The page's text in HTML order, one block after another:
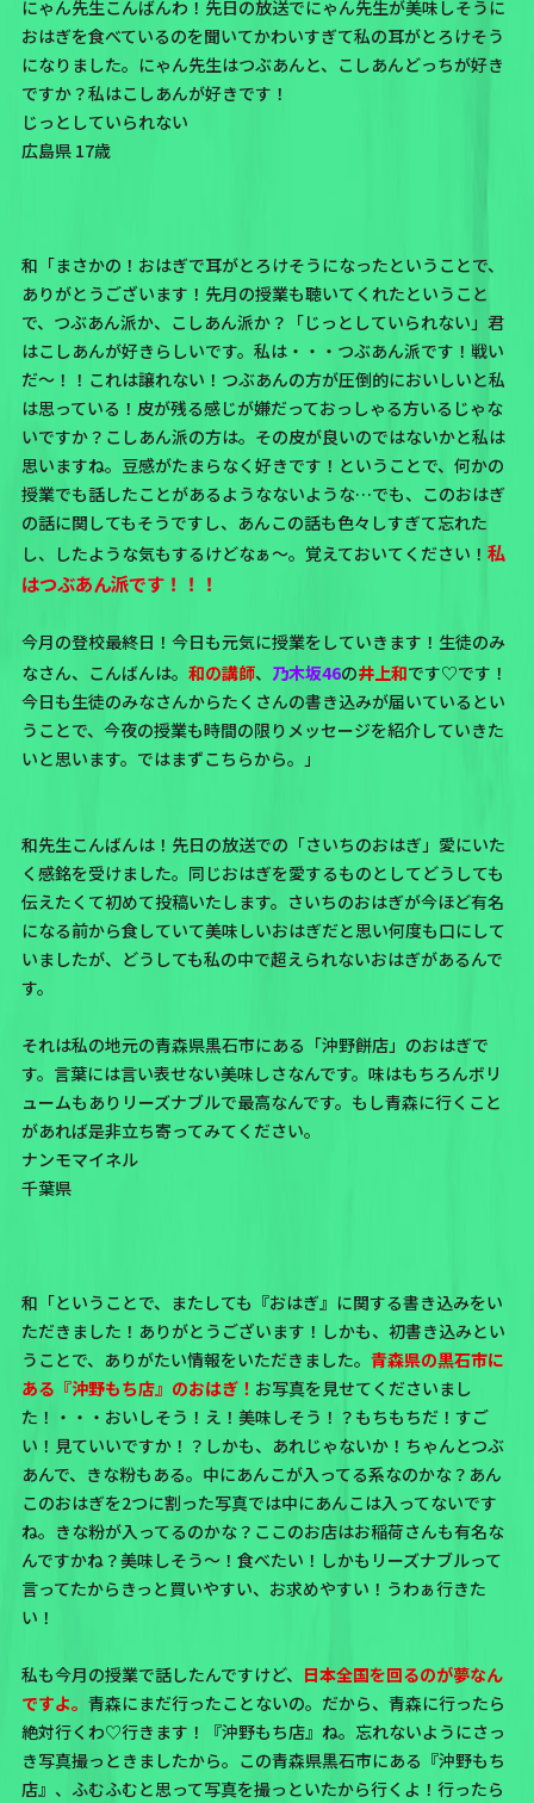
にゃん先生こんばんわ！先日の放送でにゃん先生が美味しそうに
おはぎを食べているのを聞いてかわいすぎて私の耳がとろけそう
になりました。にゃん先生はつぶあんと、こしあんどっちが好き
ですか？私はこしあんが好きです！
じっとしていられない
広島県 17歳
和「まさかの！おはぎで耳がとろけそうになったということで、
ありがとうございます！先月の授業も聴いてくれたということ
で、つぶあん派か、こしあん派か？「じっとしていられない」君
はこしあんが好きらしいです。私は・・・つぶあん派です！戦い
だ～！！これは譲れない！つぶあんの方が圧倒的においしいと私
は思っている！皮が残る感じが嫌だっておっしゃる方いるじゃな
いですか？こしあん派の方は。その皮が良いのではないかと私は
思いますね。豆感がたまらなく好きです！ということで、何かの
授業でも話したことがあるようなないような…でも、このおはぎ
の話に関してもそうですし、あんこの話も色々しすぎて忘れた
し、したような気もするけどなぁ～。覚えておいてください！ 私
はつぶあん派です！！！
今月の登校最終日！今日も元気に授業をしていきます！生徒のみ
なさん、こんばんは。 和の講師、 乃木坂46の井上和です♡です！
今日も生徒のみなさんからたくさんの書き込みが届いているとい
うことで、今夜の授業も時間の限りメッセージを紹介していきた
いと思います。ではまずこちらから。」
和先生こんばんは！先日の放送での「さいちのおはぎ」愛にいた
く感銘を受けました。同じおはぎを愛するものとしてどうしても
伝えたくて初めて投稿いたします。さいちのおはぎが今ほど有名
になる前から食していて美味しいおはぎだと思い何度も口にして
いましたが、どうしても私の中で超えられないおはぎがあるんで
す。
それは私の地元の青森県黒石市にある「沖野餅店」のおはぎで
す。言葉には言い表せない美味しさなんです。味はもちろんボリ
ュームもありリーズナブルで最高なんです。もし青森に行くこと
があれば是非立ち寄ってみてください。
ナンモマイネル
千葉県
和「ということで、またしても『おはぎ』に関する書き込みをい
ただきました！ありがとうございます！しかも、初書き込みとい
うことで、ありがたい情報をいただきました。 青森県の黒石市に
ある『沖野もち店』のおはぎ！ お写真を見せてくださいまし
た！・・・おいしそう！え！美味しそう！？もちもちだ！すご
い！見ていいですか！？しかも、あれじゃないか！ちゃんとつぶ
あんで、きな粉もある。中にあんこが入ってる系なのかな？あん
このおはぎを2つに割った写真では中にあんこは入ってないです
ね。きな粉が入ってるのかな？ここのお店はお稲荷さんも有名な
んですかね？美味しそう～！食べたい！しかもリーズナブルって
言ってたからきっと買いやすい、お求めやすい！うわぁ行きた
い！
私も今月の授業で話したんですけど、 日本全国を回るのが夢なん
ですよ。 青森にまだ行ったことないの。だから、青森に行ったら
絶対行くわ♡行きます！『沖野もち店』ね。忘れないようにさっ
き写真撮っときましたから。この青森県黒石市にある『沖野もち
店』、ふむふむと思って写真を撮っといたから行くよ！行ったら